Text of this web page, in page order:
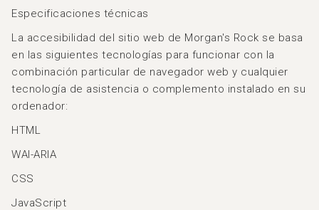
Especificaciones técnicas
La accesibilidad del sitio web de Morgan's Rock se basa
en las siguientes tecnologías para funcionar con la
combinación particular de navegador web y cualquier
tecnología de asistencia o complemento instalado en su
ordenador:
HTML
WAI-ARIA
CSS
JavaScript